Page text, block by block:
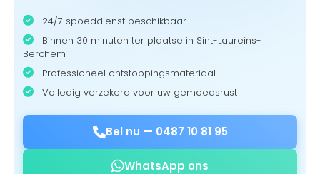
24/7 spoeddienst beschikbaar
Binnen 30 minuten ter plaatse in Sint-Laureins-
Berchem
Professioneel ontstoppingsmateriaal
Volledig verzekerd voor uw gemoedsrust
Bel nu — 0487 10 81 95
WhatsApp ons